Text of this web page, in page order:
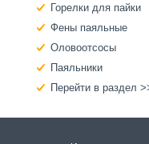
Горелки для пайки
Фены паяльные
Оловоотсосы
Паяльники
Перейти в раздел